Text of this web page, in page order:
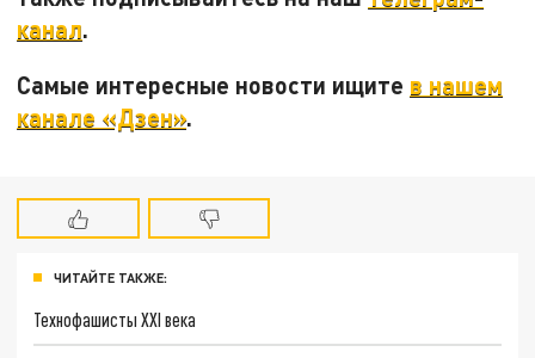
канал.
Самые интересные новости ищите в нашем
канале «Дзен».
ЧИТАЙТЕ ТАКЖЕ:
Технофашисты XXI века